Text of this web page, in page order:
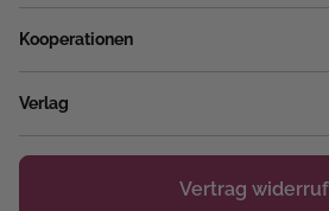
Kooperationen
Verlag
Vertrag